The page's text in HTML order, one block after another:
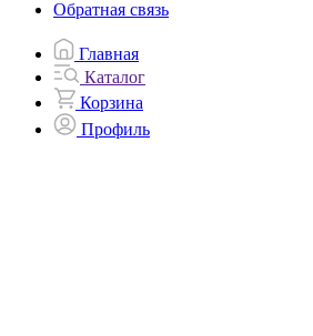
Обратная связь
Главная
Каталог
Корзина
Профиль